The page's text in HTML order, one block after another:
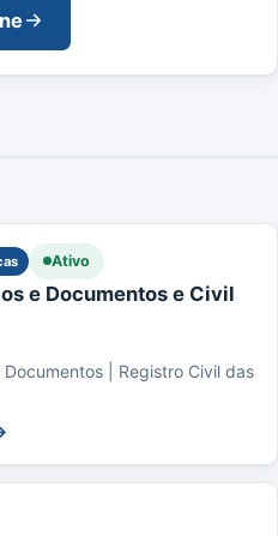
Ativo
e Documentos e Civil
| Registro Civil das